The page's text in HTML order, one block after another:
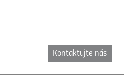
Kontaktujte nás